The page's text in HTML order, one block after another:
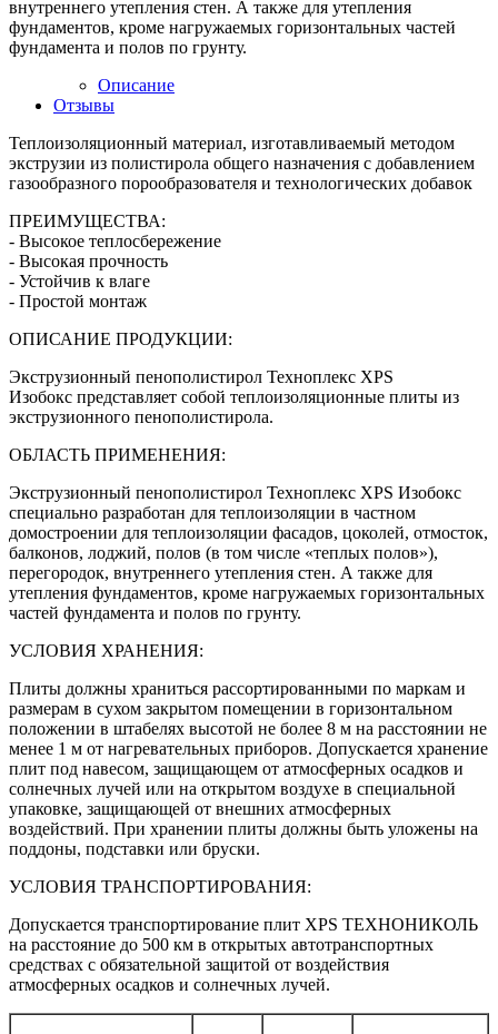
внутреннего утепления стен. А также для утепления
фундаментов, кроме нагружаемых горизонтальных частей
фундамента и полов по грунту.
Описание
Отзывы
Теплоизоляционный материал, изготавливаемый методом
экструзии из полистирола общего назначения с добавлением
газообразного порообразователя и технологических добавок
ПРЕИМУЩЕСТВА:
- Высокое теплосбережение
- Высокая прочность
- Устойчив к влаге
- Простой монтаж
ОПИСАНИЕ ПРОДУКЦИИ:
Экструзионный пенополистирол Техноплекс XPS
Изобокс представляет собой теплоизоляционные плиты из
экструзионного пенополистирола.
ОБЛАСТЬ ПРИМЕНЕНИЯ:
Экструзионный пенополистирол Техноплекс XPS Изобокс
специально разработан для теплоизоляции в частном
домостроении для теплоизоляции фасадов, цоколей, отмосток,
балконов, лоджий, полов (в том числе «теплых полов»),
перегородок, внутреннего утепления стен. А также для
утепления фундаментов, кроме нагружаемых горизонтальных
частей фундамента и полов по грунту.
УСЛОВИЯ ХРАНЕНИЯ:
Плиты должны храниться рассортированными по маркам и
размерам в сухом закрытом помещении в горизонтальном
положении в штабелях высотой не более 8 м на расстоянии не
менее 1 м от нагревательных приборов. Допускается хранение
плит под навесом, защищающем от атмосферных осадков и
солнечных лучей или на открытом воздухе в специальной
упаковке, защищающей от внешних атмосферных
воздействий. При хранении плиты должны быть уложены на
поддоны, подставки или бруски.
УСЛОВИЯ ТРАНСПОРТИРОВАНИЯ:
Допускается транспортирование плит XPS ТЕХНОНИКОЛЬ
на расстояние до 500 км в открытых автотранспортных
средствах с обязательной защитой от воздействия
атмосферных осадков и солнечных лучей.